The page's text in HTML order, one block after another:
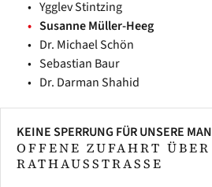
Ygglev Stintzing
Susanne Müller-Heeg
Dr. Michael Schön
Sebastian Baur
Dr. Darman Shahid
KEINE SPERRUNG FÜR UNSERE
OFFENE ZUFAHRT
RATHAUSSTRASSE